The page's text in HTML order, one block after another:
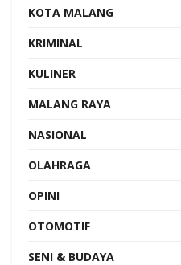
KOTA MALANG
KRIMINAL
KULINER
MALANG RAYA
NASIONAL
OLAHRAGA
OPINI
OTOMOTIF
SENI & BUDAYA